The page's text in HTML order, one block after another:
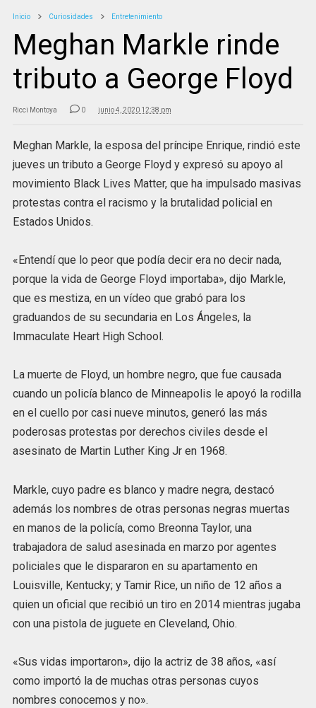
Inicio Curiosidades Entretenimiento
Meghan Markle rinde
tributo a George Floyd
Ricci Montoya 0 junio 4, 2020 12:38 pm
Meghan Markle, la esposa del príncipe Enrique, rindió este
jueves un tributo a George Floyd y expresó su apoyo al
movimiento Black Lives Matter, que ha impulsado masivas
protestas contra el racismo y la brutalidad policial en
Estados Unidos.
«Entendí que lo peor que podía decir era no decir nada,
porque la vida de George Floyd importaba», dijo Markle,
que es mestiza, en un vídeo que grabó para los
graduandos de su secundaria en Los Ángeles, la
Immaculate Heart High School.
La muerte de Floyd, un hombre negro, que fue causada
cuando un policía blanco de Minneapolis le apoyó la rodilla
en el cuello por casi nueve minutos, generó las más
poderosas protestas por derechos civiles desde el
asesinato de Martin Luther King Jr en 1968.
Markle, cuyo padre es blanco y madre negra, destacó
además los nombres de otras personas negras muertas
en manos de la policía, como Breonna Taylor, una
trabajadora de salud asesinada en marzo por agentes
policiales que le dispararon en su apartamento en
Louisville, Kentucky; y Tamir Rice, un niño de 12 años a
quien un oficial que recibió un tiro en 2014 mientras jugaba
con una pistola de juguete en Cleveland, Ohio.
«Sus vidas importaron», dijo la actriz de 38 años, «así
como importó la de muchas otras personas cuyos
nombres conocemos y no».